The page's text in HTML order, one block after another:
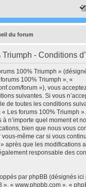
du forum
Triumph - Conditions
100% Triumph »
100% Triumph », «
forum »), vous
suivantes. Si vous
de toutes les conditions
Les forums 100% Triumph
n’importe quel moment et
bien que nous vous
même car si vous
après que les modifications
responsable des
par phpBB (désignés ici
», « www.phpbb.com », «